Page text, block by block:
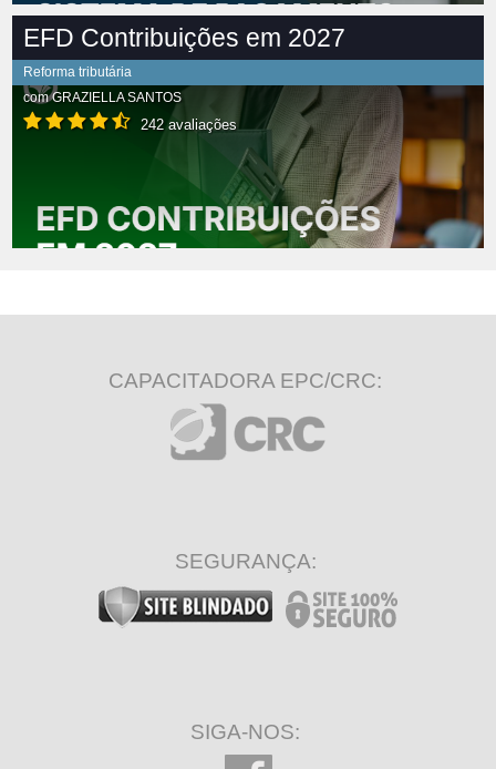
EFD Contribuições em 2027
Reforma tributária
comGRAZIELLA SANTOS
242 avaliações
CAPACITADORA EPC/CRC:
SEGURANÇA:
SIGA-NOS: